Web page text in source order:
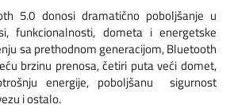
5.0 donosi dramatično poboljšanje u
funkcionalnosti, dometa i energetske
sa prethodnom generacijom, Bluetooth
brzinu prenosa, četiri puta veći domet,
energije, poboljšanu sigurnost
i ostalo.